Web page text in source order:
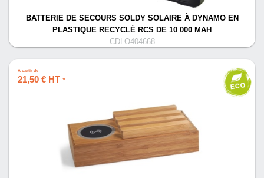
BATTERIE DE SECOURS SOLDY SOLAIRE À DYNAMO EN
PLASTIQUE RECYCLÉ RCS DE 10 000 MAH
CDLO404668
À partir de
21,50 € HT *